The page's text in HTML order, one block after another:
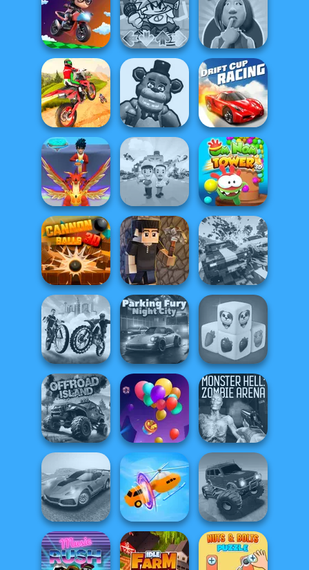
Green Ball
Pool Master 3D
Real Drift
Multiplayer
Yes or No
Challenge
FNF Music 3D
Moto Boss
Drift Cup Racing
Huggy Wuggy
Shooter
Dirt Bike Stunts
3D
Om Nom Tower
3D
Idle Inventor
Mystical Blade 3D
Carnage Battle
Arena
Vectaria.io
Cannon Balls 3D
Farm Mahjong
3D
Parking Fury 3D:
Night City
City Bike Racing
Champion
Monster Hell:
Zombie Arena
Balloon Match 3D
Offroad Island